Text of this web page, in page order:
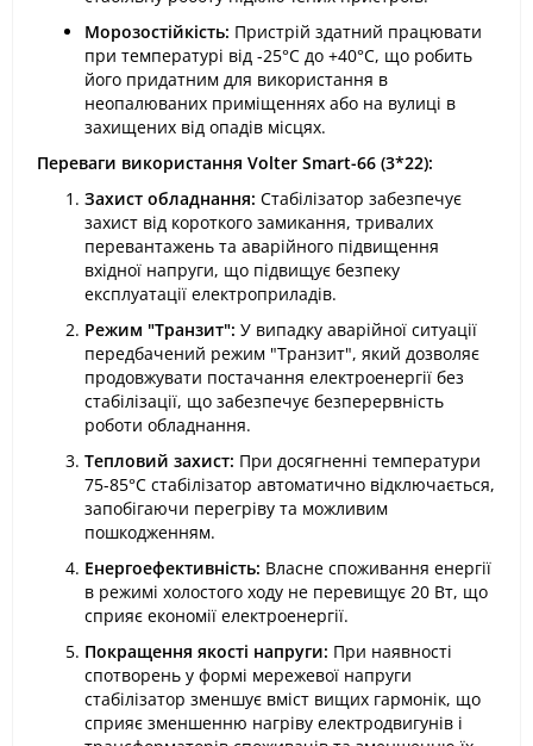
Морозостійкість: Пристрій здатний працювати
при температурі від -25°С до +40°С, що робить
його придатним для використання в
неопалюваних приміщеннях або на вулиці в
захищених від опадів місцях.
Переваги використання Volter Smart-66 (3*22):
Захист обладнання: Стабілізатор забезпечує
захист від короткого замикання, тривалих
перевантажень та аварійного підвищення
вхідної напруги, що підвищує безпеку
експлуатації електроприладів.
Режим "Транзит": У випадку аварійної ситуації
передбачений режим "Транзит", який дозволяє
продовжувати постачання електроенергії без
стабілізації, що забезпечує безперервність
роботи обладнання.
Тепловий захист: При досягненні температури
75-85°С стабілізатор автоматично відключається,
запобігаючи перегріву та можливим
пошкодженням.
Енергоефективність: Власне споживання енергії
в режимі холостого ходу не перевищує 20 Вт, що
сприяє економії електроенергії.
Покращення якості напруги: При наявності
спотворень у формі мережевої напруги
стабілізатор зменшує вміст вищих гармонік, що
сприяє зменшенню нагріву електродвигунів і